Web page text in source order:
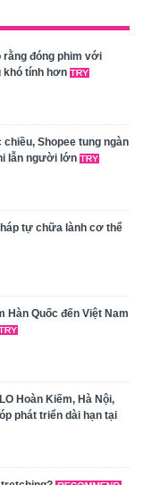
rằng đóng phim với
khó tính hơn
Shopee tung ngàn
lẫn người lớn
tự chữa lành cơ thể
Hàn Quốc đến Việt Nam
Hoàn Kiếm, Hà Nội,
phát triển dài hạn tại